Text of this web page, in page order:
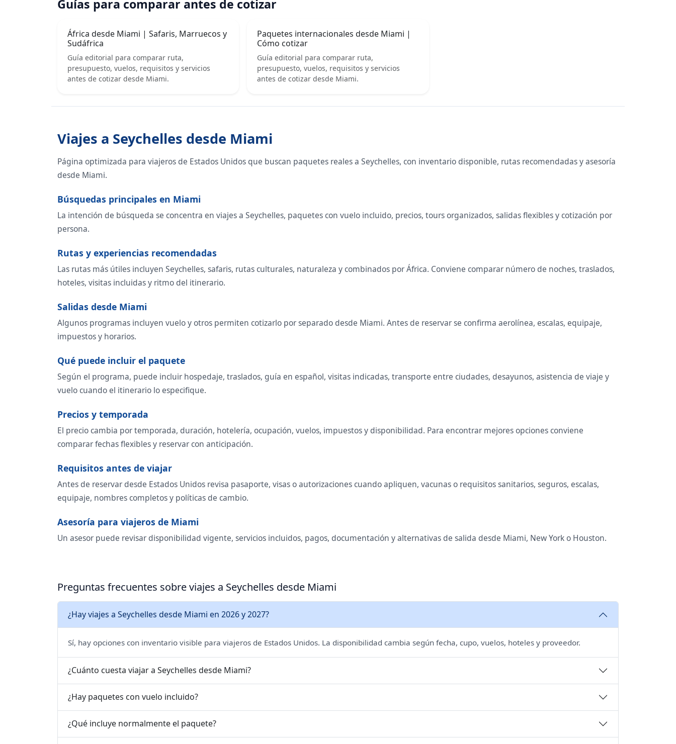
Guías para comparar antes de cotizar
África desde Miami | Safaris, Marruecos y
Sudáfrica
Guía editorial para comparar ruta,
presupuesto, vuelos, requisitos y servicios
antes de cotizar desde Miami.
Paquetes internacionales desde Miami |
Cómo cotizar
Guía editorial para comparar ruta,
presupuesto, vuelos, requisitos y servicios
antes de cotizar desde Miami.
Viajes a Seychelles desde Miami
Página optimizada para viajeros de Estados Unidos que buscan paquetes reales a Seychelles, con inventario disponible, rutas recomendadas y asesoría
desde Miami.
Búsquedas principales en Miami
La intención de búsqueda se concentra en viajes a Seychelles, paquetes con vuelo incluido, precios, tours organizados, salidas flexibles y cotización por
persona.
Rutas y experiencias recomendadas
Las rutas más útiles incluyen Seychelles, safaris, rutas culturales, naturaleza y combinados por África. Conviene comparar número de noches, traslados,
hoteles, visitas incluidas y ritmo del itinerario.
Salidas desde Miami
Algunos programas incluyen vuelo y otros permiten cotizarlo por separado desde Miami. Antes de reservar se confirma aerolínea, escalas, equipaje,
impuestos y horarios.
Qué puede incluir el paquete
Según el programa, puede incluir hospedaje, traslados, guía en español, visitas indicadas, transporte entre ciudades, desayunos, asistencia de viaje y
vuelo cuando el itinerario lo especifique.
Precios y temporada
El precio cambia por temporada, duración, hotelería, ocupación, vuelos, impuestos y disponibilidad. Para encontrar mejores opciones conviene
comparar fechas flexibles y reservar con anticipación.
Requisitos antes de viajar
Antes de reservar desde Estados Unidos revisa pasaporte, visas o autorizaciones cuando apliquen, vacunas o requisitos sanitarios, seguros, escalas,
equipaje, nombres completos y políticas de cambio.
Asesoría para viajeros de Miami
Un asesor puede revisar disponibilidad vigente, servicios incluidos, pagos, documentación y alternativas de salida desde Miami, New York o Houston.
Preguntas frecuentes sobre viajes a Seychelles desde Miami
¿Hay viajes a Seychelles desde Miami en 2026 y 2027?
Sí, hay opciones con inventario visible para viajeros de Estados Unidos. La disponibilidad cambia según fecha, cupo, vuelos, hoteles y proveedor.
¿Cuánto cuesta viajar a Seychelles desde Miami?
¿Hay paquetes con vuelo incluido?
¿Qué incluye normalmente el paquete?